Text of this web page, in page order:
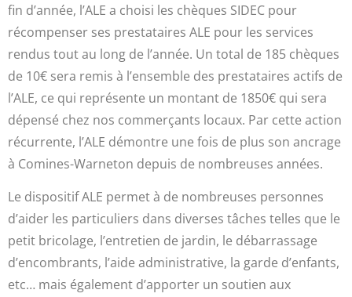
fin d’année, l’ALE a choisi les chèques SIDEC pour
récompenser ses prestataires ALE pour les services
rendus tout au long de l’année. Un total de 185 chèques
de 10€ sera remis à l’ensemble des prestataires actifs de
l’ALE, ce qui représente un montant de 1850€ qui sera
dépensé chez nos commerçants locaux. Par cette action
récurrente, l’ALE démontre une fois de plus son ancrage
à Comines-Warneton depuis de nombreuses années.
Le dispositif ALE permet à de nombreuses personnes
d’aider les particuliers dans diverses tâches telles que le
petit bricolage, l’entretien de jardin, le débarrassage
d’encombrants, l’aide administrative, la garde d’enfants,
etc… mais également d’apporter un soutien aux